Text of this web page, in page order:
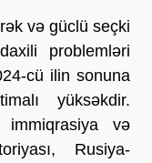
və güclü seçki
problemləri
cü ilin sonuna
yüksəkdir.
və
Rusiya-